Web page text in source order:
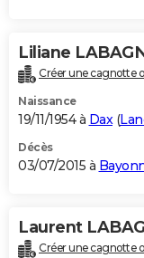
Liliane
Créer une cagnotte
Naissance
19/11/1954 à Dax(
Décès
03/07/2015 à
Laurent
Créer une cagnotte